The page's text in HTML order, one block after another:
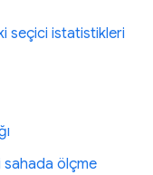
seçici istatistikleri
sahada ölçme